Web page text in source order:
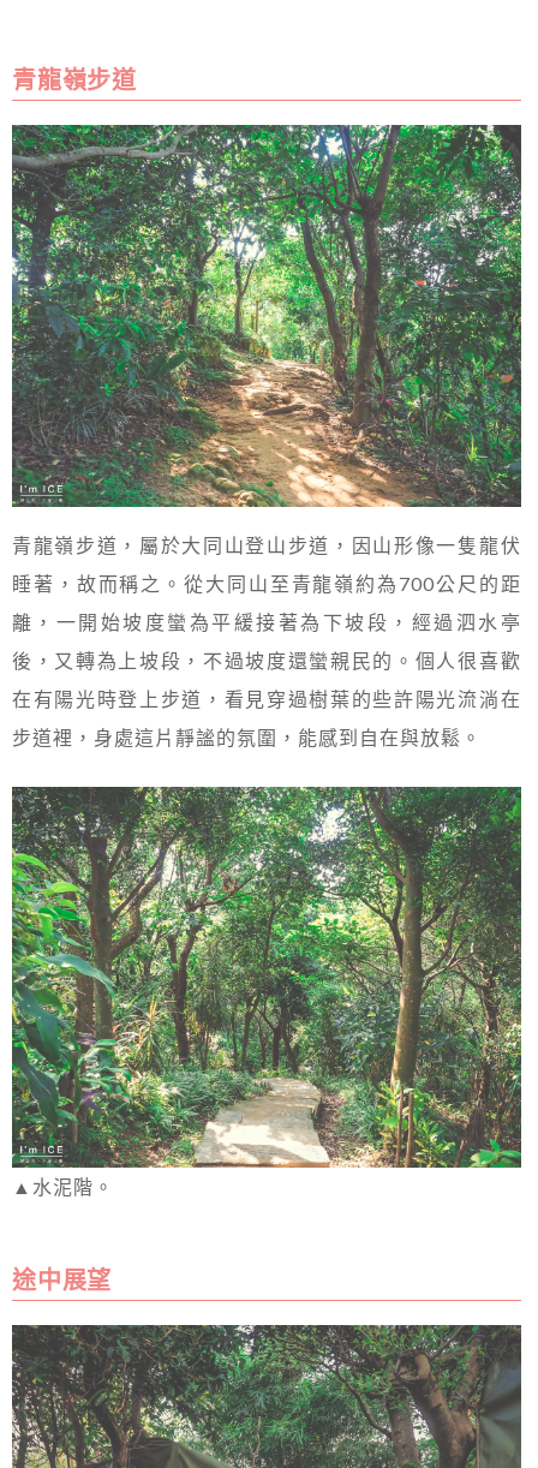
青龍嶺步道
青龍嶺步道，屬於大同山登山步道，因山形像一隻龍伏
睡著，故而稱之。從大同山至青龍嶺約為700公尺的距
離，一開始坡度蠻為平緩接著為下坡段，經過泗水亭
後，又轉為上坡段，不過坡度還蠻親民的。個人很喜歡
在有陽光時登上步道，看見穿過樹葉的些許陽光流淌在
步道裡，身處這片靜謐的氛圍，能感到自在與放鬆。
▲水泥階。
途中展望